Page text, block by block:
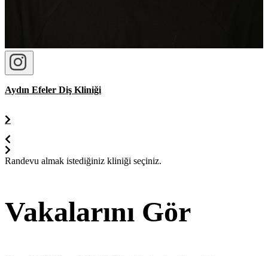
Aydın Efeler Diş Kliniği
Randevu almak istediğiniz kliniği seçiniz.
Vakalarını Gör